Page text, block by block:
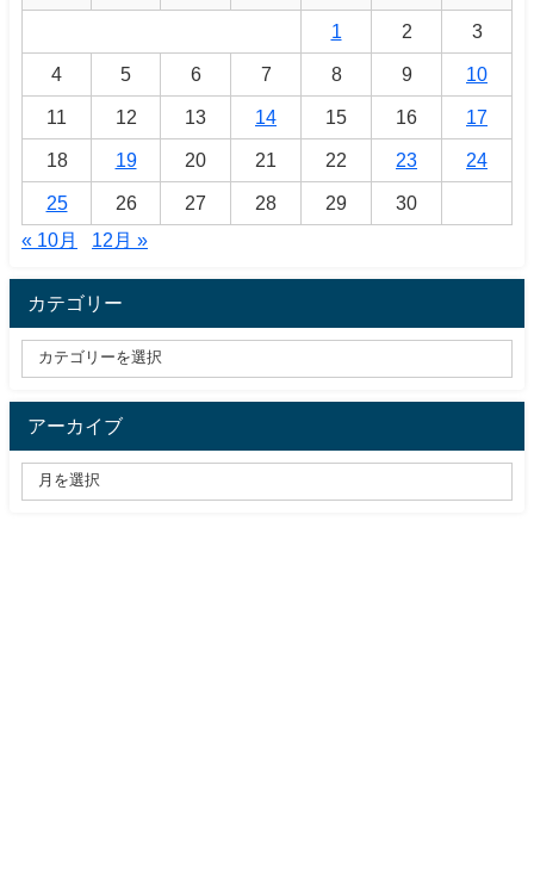
1 2 3
4 5 6 7 8 9 10
11 12 13 14 15 16 17
18 19 20 21 22 23 24
25 26 27 28 29
30
« 10月
12月 »
カテゴリー
アーカイブ